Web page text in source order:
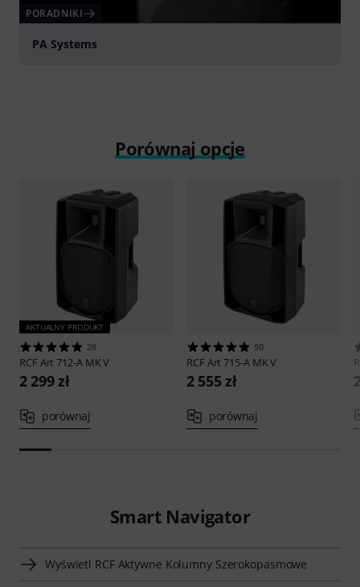
PORADNIKI
PA Systems
Porównaj opcje
AKTUALNY PRODUKT
28
RCFArt 712-A MK V
2 299 zł
porównaj
50
RCFArt 715-A MK V
2 555 zł
porównaj
Smart Navigator
Wyświetl RCF Aktywne Kolumny Szerokopasmowe